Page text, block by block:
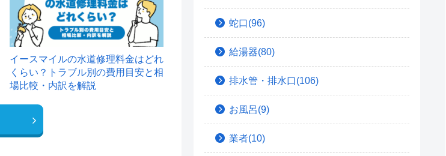
イースマイルの水道修理料金はどれ
くらい？トラブル別の費用目安と相
場比較・内訳を解説
蛇口(96)
給湯器(80)
排水管・排水口(106)
お風呂(9)
業者(10)